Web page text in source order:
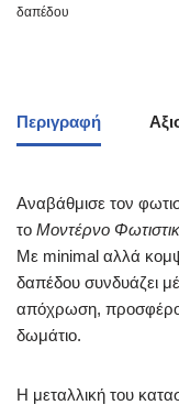
δαπέδου
Περιγραφή
Αναβάθμισε τον
το Μοντέρνο
Με minimal αλλά
δαπέδου συνδυάζει
απόχρωση,
δωμάτιο.
Η μεταλλική του